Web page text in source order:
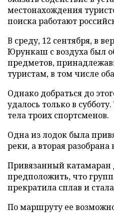
местонахождения
поиска работают
В среду, 12 сентября, в
Юрункаш с воздуха был
предметов,
туристам, в том числе
Однако добраться до
удалось только в
тела троих спортсменов.
Одна из лодок была
реки, а вторая разобрана
Привязанный катамаран
предположить, что
прекратила сплав и
По маршруту ее